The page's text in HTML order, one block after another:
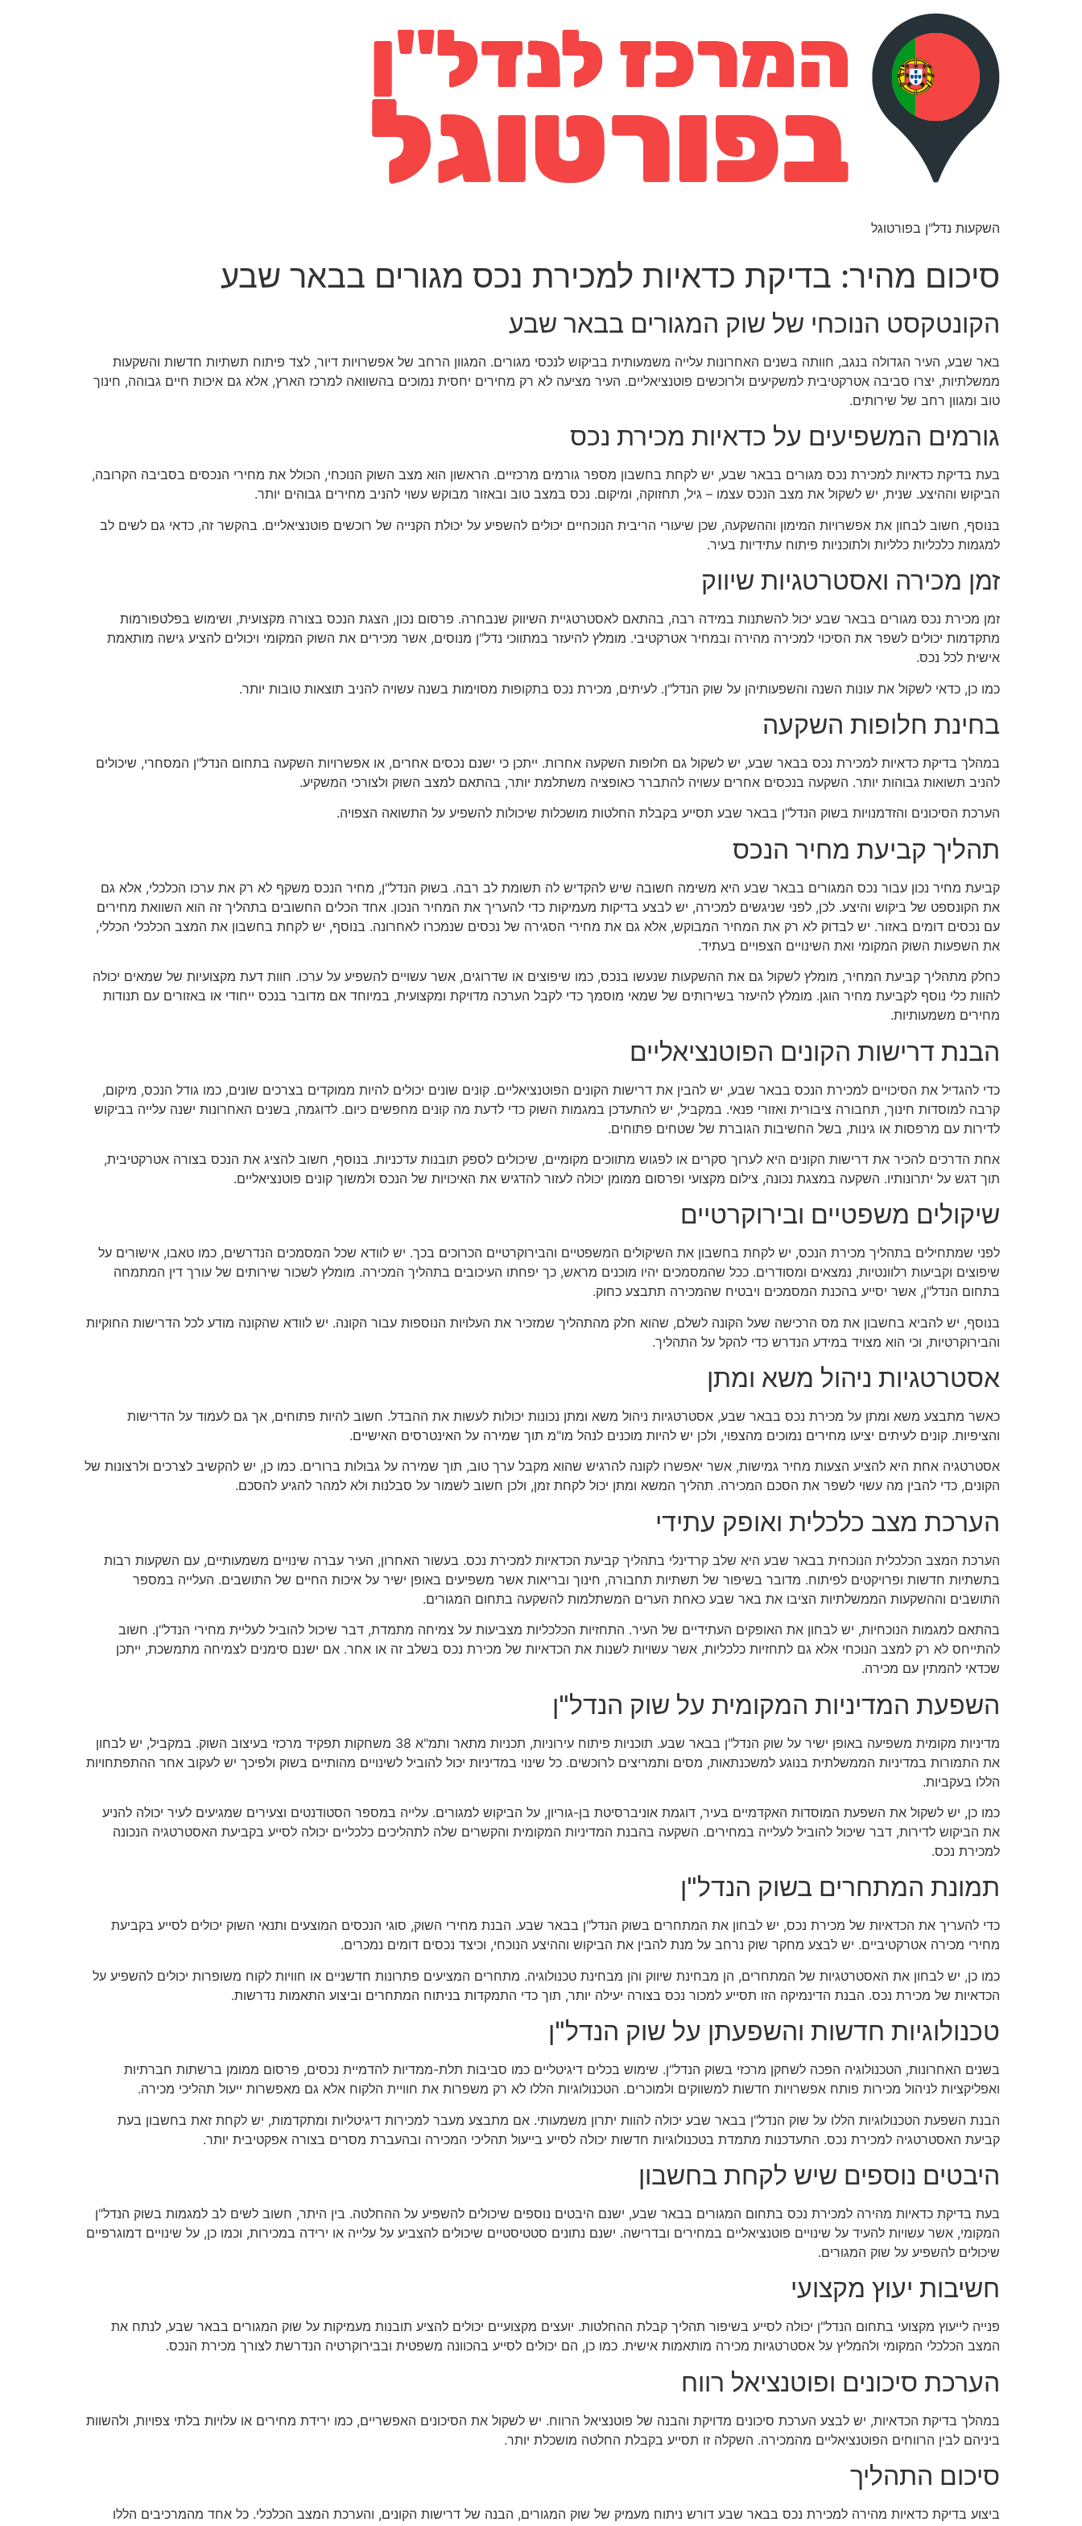
השקעות נדל"ן בפורטוגל
סיכום מהיר: בדיקת כדאיות למכירת נכס מגורים בבאר שבע
הקונטקסט הנוכחי של שוק המגורים בבאר שבע
באר שבע, העיר הגדולה בנגב, חוותה בשנים האחרונות עלייה משמעותית בביקוש לנכסי מגורים. המגוון הרחב של אפשרויות דיור, לצד פיתוח תשתיות חדשות והשקעות
ממשלתיות, יצרו סביבה אטרקטיבית למשקיעים ולרוכשים פוטנציאליים. העיר מציעה לא רק מחירים יחסית נמוכים בהשוואה למרכז הארץ, אלא גם איכות חיים גבוהה, חינוך
טוב ומגוון רחב של שירותים.
גורמים המשפיעים על כדאיות מכירת נכס
בעת בדיקת כדאיות למכירת נכס מגורים בבאר שבע, יש לקחת בחשבון מספר גורמים מרכזיים. הראשון הוא מצב השוק הנוכחי, הכולל את מחירי הנכסים בסביבה הקרובה,
הביקוש וההיצע. שנית, יש לשקול את מצב הנכס עצמו – גיל, תחזוקה, ומיקום. נכס במצב טוב ובאזור מבוקש עשוי להניב מחירים גבוהים יותר.
בנוסף, חשוב לבחון את אפשרויות המימון וההשקעה, שכן שיעורי הריבית הנוכחיים יכולים להשפיע על יכולת הקנייה של רוכשים פוטנציאליים. בהקשר זה, כדאי גם לשים לב
למגמות כלכליות כלליות ולתוכניות פיתוח עתידיות בעיר.
זמן מכירה ואסטרטגיות שיווק
זמן מכירת נכס מגורים בבאר שבע יכול להשתנות במידה רבה, בהתאם לאסטרטגיית השיווק שנבחרה. פרסום נכון, הצגת הנכס בצורה מקצועית, ושימוש בפלטפורמות
מתקדמות יכולים לשפר את הסיכוי למכירה מהירה ובמחיר אטרקטיבי. מומלץ להיעזר במתווכי נדל"ן מנוסים, אשר מכירים את השוק המקומי ויכולים להציע גישה מותאמת
אישית לכל נכס.
כמו כן, כדאי לשקול את עונות השנה והשפעותיהן על שוק הנדל"ן. לעיתים, מכירת נכס בתקופות מסוימות בשנה עשויה להניב תוצאות טובות יותר.
בחינת חלופות השקעה
במהלך בדיקת כדאיות למכירת נכס בבאר שבע, יש לשקול גם חלופות השקעה אחרות. ייתכן כי ישנם נכסים אחרים, או אפשרויות השקעה בתחום הנדל"ן המסחרי, שיכולים
להניב תשואות גבוהות יותר. השקעה בנכסים אחרים עשויה להתברר כאופציה משתלמת יותר, בהתאם למצב השוק ולצורכי המשקיע.
הערכת הסיכונים והזדמנויות בשוק הנדל"ן בבאר שבע תסייע בקבלת החלטות מושכלות שיכולות להשפיע על התשואה הצפויה.
תהליך קביעת מחיר הנכס
קביעת מחיר נכון עבור נכס המגורים בבאר שבע היא משימה חשובה שיש להקדיש לה תשומת לב רבה. בשוק הנדל"ן, מחיר הנכס משקף לא רק את ערכו הכלכלי, אלא גם
את הקונספט של ביקוש והיצע. לכן, לפני שניגשים למכירה, יש לבצע בדיקות מעמיקות כדי להעריך את המחיר הנכון. אחד הכלים החשובים בתהליך זה הוא השוואת מחירים
עם נכסים דומים באזור. יש לבדוק לא רק את המחיר המבוקש, אלא גם את מחירי הסגירה של נכסים שנמכרו לאחרונה. בנוסף, יש לקחת בחשבון את המצב הכלכלי הכללי,
את השפעות השוק המקומי ואת השינויים הצפויים בעתיד.
כחלק מתהליך קביעת המחיר, מומלץ לשקול גם את ההשקעות שנעשו בנכס, כמו שיפוצים או שדרוגים, אשר עשויים להשפיע על ערכו. חוות דעת מקצועיות של שמאים יכולה
להוות כלי נוסף לקביעת מחיר הוגן. מומלץ להיעזר בשירותים של שמאי מוסמך כדי לקבל הערכה מדויקת ומקצועית, במיוחד אם מדובר בנכס ייחודי או באזורים עם תנודות
מחירים משמעותיות.
הבנת דרישות הקונים הפוטנציאליים
כדי להגדיל את הסיכויים למכירת הנכס בבאר שבע, יש להבין את דרישות הקונים הפוטנציאליים. קונים שונים יכולים להיות ממוקדים בצרכים שונים, כמו גודל הנכס, מיקום,
קרבה למוסדות חינוך, תחבורה ציבורית ואזורי פנאי. במקביל, יש להתעדכן במגמות השוק כדי לדעת מה קונים מחפשים כיום. לדוגמה, בשנים האחרונות ישנה עלייה בביקוש
לדירות עם מרפסות או גינות, בשל החשיבות הגוברת של שטחים פתוחים.
אחת הדרכים להכיר את דרישות הקונים היא לערוך סקרים או לפגוש מתווכים מקומיים, שיכולים לספק תובנות עדכניות. בנוסף, חשוב להציג את הנכס בצורה אטרקטיבית,
תוך דגש על יתרונותיו. השקעה במצגת נכונה, צילום מקצועי ופרסום ממומן יכולה לעזור להדגיש את האיכויות של הנכס ולמשוך קונים פוטנציאליים.
שיקולים משפטיים ובירוקרטיים
לפני שמתחילים בתהליך מכירת הנכס, יש לקחת בחשבון את השיקולים המשפטיים והבירוקרטיים הכרוכים בכך. יש לוודא שכל המסמכים הנדרשים, כמו טאבו, אישורים על
שיפוצים וקביעות רלוונטיות, נמצאים ומסודרים. ככל שהמסמכים יהיו מוכנים מראש, כך יפחתו העיכובים בתהליך המכירה. מומלץ לשכור שירותים של עורך דין המתמחה
בתחום הנדל"ן, אשר יסייע בהכנת המסמכים ויבטיח שהמכירה תתבצע כחוק.
בנוסף, יש להביא בחשבון את מס הרכישה שעל הקונה לשלם, שהוא חלק מהתהליך שמזכיר את העלויות הנוספות עבור הקונה. יש לוודא שהקונה מודע לכל הדרישות החוקיות
והבירוקרטיות, וכי הוא מצויד במידע הנדרש כדי להקל על התהליך.
אסטרטגיות ניהול משא ומתן
כאשר מתבצע משא ומתן על מכירת נכס בבאר שבע, אסטרטגיות ניהול משא ומתן נכונות יכולות לעשות את ההבדל. חשוב להיות פתוחים, אך גם לעמוד על הדרישות
והציפיות. קונים לעיתים יציעו מחירים נמוכים מהצפוי, ולכן יש להיות מוכנים לנהל מו"מ תוך שמירה על האינטרסים האישיים.
אסטרטגיה אחת היא להציע הצעות מחיר גמישות, אשר יאפשרו לקונה להרגיש שהוא מקבל ערך טוב, תוך שמירה על גבולות ברורים. כמו כן, יש להקשיב לצרכים ולרצונות של
הקונים, כדי להבין מה עשוי לשפר את הסכם המכירה. תהליך המשא ומתן יכול לקחת זמן, ולכן חשוב לשמור על סבלנות ולא למהר להגיע להסכם.
הערכת מצב כלכלית ואופק עתידי
הערכת המצב הכלכלית הנוכחית בבאר שבע היא שלב קרדינלי בתהליך קביעת הכדאיות למכירת נכס. בעשור האחרון, העיר עברה שינויים משמעותיים, עם השקעות רבות
בתשתיות חדשות ופרויקטים לפיתוח. מדובר בשיפור של תשתיות תחבורה, חינוך ובריאות אשר משפיעים באופן ישיר על איכות החיים של התושבים. העלייה במספר
התושבים וההשקעות הממשלתיות הציבו את באר שבע כאחת הערים המשתלמות להשקעה בתחום המגורים.
בהתאם למגמות הנוכחיות, יש לבחון את האופקים העתידיים של העיר. התחזיות הכלכליות מצביעות על צמיחה מתמדת, דבר שיכול להוביל לעליית מחירי הנדל"ן. חשוב
להתייחס לא רק למצב הנוכחי אלא גם לתחזיות כלכליות, אשר עשויות לשנות את הכדאיות של מכירת נכס בשלב זה או אחר. אם ישנם סימנים לצמיחה מתמשכת, ייתכן
שכדאי להמתין עם מכירה.
השפעת המדיניות המקומית על שוק הנדל"ן
מדיניות מקומית משפיעה באופן ישיר על שוק הנדל"ן בבאר שבע. תוכניות פיתוח עירוניות, תכניות מתאר ותמ"א 38 משחקות תפקיד מרכזי בעיצוב השוק. במקביל, יש לבחון
את התמורות במדיניות הממשלתית בנוגע למשכנתאות, מסים ותמריצים לרוכשים. כל שינוי במדיניות יכול להוביל לשינויים מהותיים בשוק ולפיכך יש לעקוב אחר ההתפתחויות
הללו בעקביות.
כמו כן, יש לשקול את השפעת המוסדות האקדמיים בעיר, דוגמת אוניברסיטת בן-גוריון, על הביקוש למגורים. עלייה במספר הסטודנטים וצעירים שמגיעים לעיר יכולה להניע
את הביקוש לדירות, דבר שיכול להוביל לעלייה במחירים. השקעה בהבנת המדיניות המקומית והקשרים שלה לתהליכים כלכליים יכולה לסייע בקביעת האסטרטגיה הנכונה
למכירת נכס.
תמונת המתחרים בשוק הנדל"ן
כדי להעריך את הכדאיות של מכירת נכס, יש לבחון את המתחרים בשוק הנדל"ן בבאר שבע. הבנת מחירי השוק, סוגי הנכסים המוצעים ותנאי השוק יכולים לסייע בקביעת
מחירי מכירה אטרקטיביים. יש לבצע מחקר שוק נרחב על מנת להבין את הביקוש וההיצע הנוכחי, וכיצד נכסים דומים נמכרים.
כמו כן, יש לבחון את האסטרטגיות של המתחרים, הן מבחינת שיווק והן מבחינת טכנולוגיה. מתחרים המציעים פתרונות חדשניים או חוויות לקוח משופרות יכולים להשפיע על
הכדאיות של מכירת נכס. הבנת הדינמיקה הזו תסייע למכור נכס בצורה יעילה יותר, תוך כדי התמקדות בניתוח המתחרים וביצוע התאמות נדרשות.
טכנולוגיות חדשות והשפעתן על שוק הנדל"ן
בשנים האחרונות, הטכנולוגיה הפכה לשחקן מרכזי בשוק הנדל"ן. שימוש בכלים דיגיטליים כמו סביבות תלת-ממדיות להדמיית נכסים, פרסום ממומן ברשתות חברתיות
ואפליקציות לניהול מכירות פותח אפשרויות חדשות למשווקים ולמוכרים. הטכנולוגיות הללו לא רק משפרות את חוויית הלקוח אלא גם מאפשרות ייעול תהליכי מכירה.
הבנת השפעת הטכנולוגיות הללו על שוק הנדל"ן בבאר שבע יכולה להוות יתרון משמעותי. אם מתבצע מעבר למכירות דיגיטליות ומתקדמות, יש לקחת זאת בחשבון בעת
קביעת האסטרטגיה למכירת נכס. התעדכנות מתמדת בטכנולוגיות חדשות יכולה לסייע בייעול תהליכי המכירה ובהעברת מסרים בצורה אפקטיבית יותר.
היבטים נוספים שיש לקחת בחשבון
בעת בדיקת כדאיות מהירה למכירת נכס בתחום המגורים בבאר שבע, ישנם היבטים נוספים שיכולים להשפיע על ההחלטה. בין היתר, חשוב לשים לב למגמות בשוק הנדל"ן
המקומי, אשר עשויות להעיד על שינויים פוטנציאליים במחירים ובדרישה. ישנם נתונים סטטיסטיים שיכולים להצביע על עלייה או ירידה במכירות, וכמו כן, על שינויים דמוגרפיים
שיכולים להשפיע על שוק המגורים.
חשיבות יעוץ מקצועי
פנייה לייעוץ מקצועי בתחום הנדל"ן יכולה לסייע בשיפור תהליך קבלת ההחלטות. יועצים מקצועיים יכולים להציע תובנות מעמיקות על שוק המגורים בבאר שבע, לנתח את
המצב הכלכלי המקומי ולהמליץ על אסטרטגיות מכירה מותאמות אישית. כמו כן, הם יכולים לסייע בהכוונה משפטית ובבירוקרטיה הנדרשת לצורך מכירת הנכס.
הערכת סיכונים ופוטנציאל רווח
במהלך בדיקת הכדאיות, יש לבצע הערכת סיכונים מדויקת והבנה של פוטנציאל הרווח. יש לשקול את הסיכונים האפשריים, כמו ירידת מחירים או עלויות בלתי צפויות, ולהשוות
ביניהם לבין הרווחים הפוטנציאליים מהמכירה. השקלה זו תסייע בקבלת החלטה מושכלת יותר.
סיכום התהליך
ביצוע בדיקת כדאיות מהירה למכירת נכס בבאר שבע דורש ניתוח מעמיק של שוק המגורים, הבנה של דרישות הקונים, והערכת המצב הכלכלי. כל אחד מהמרכיבים הללו